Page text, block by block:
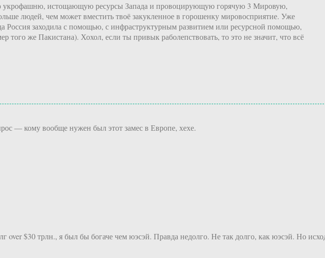
укрофашню, истощающую ресурсы Запада и провоцирующую горячую 3 Мировую,
людей, чем может вместить твоё закукленное в горошенку мировосприятие. Уже
Россия заходила с помощью, с инфраструктурным развитием или ресурсной помощью,
же Пакистана). Хохол, если ты привык раболепствовать, то это не значит, что всё
— кому вообще нужен был этот замес в Европе, хехе.
$30 трлн., я был бы богаче чем юэсэй. Правда недолго. Не так долго, как юэсэй. Но